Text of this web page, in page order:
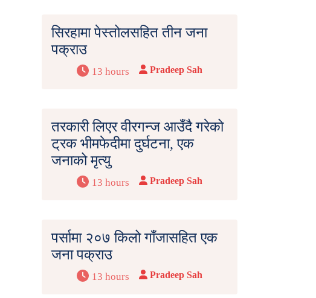
सिरहामा पेस्तोलसहित तीन जना
पक्राउ
13 hours Pradeep Sah
तरकारी लिएर वीरगन्ज आउँदै गरेको
ट्रक भीमफेदीमा दुर्घटना, एक
जनाको मृत्यु
13 hours Pradeep Sah
पर्सामा २०७ किलो गाँजासहित एक
जना पक्राउ
13 hours Pradeep Sah